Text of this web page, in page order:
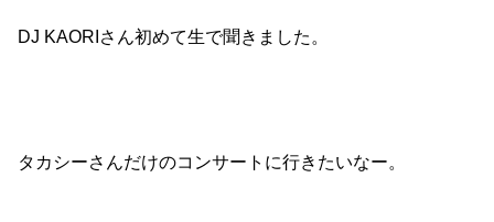
DJ KAORIさん初めて生で聞きました。
タカシーさんだけのコンサートに行きたいなー。